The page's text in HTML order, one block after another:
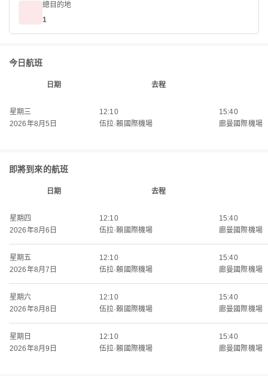
總目的地
1
今日航班
日期 去程
星期三
2026年8月5日
12:10
伍拉·賴國際機場
15:40
廊曼國際機場
即將到來的航班
日期 去程
星期四
2026年8月6日
12:10
伍拉·賴國際機場
15:40
廊曼國際機場
星期五
2026年8月7日
12:10
伍拉·賴國際機場
15:40
廊曼國際機場
星期六
2026年8月8日
12:10
伍拉·賴國際機場
15:40
廊曼國際機場
星期日
2026年8月9日
12:10
伍拉·賴國際機場
15:40
廊曼國際機場